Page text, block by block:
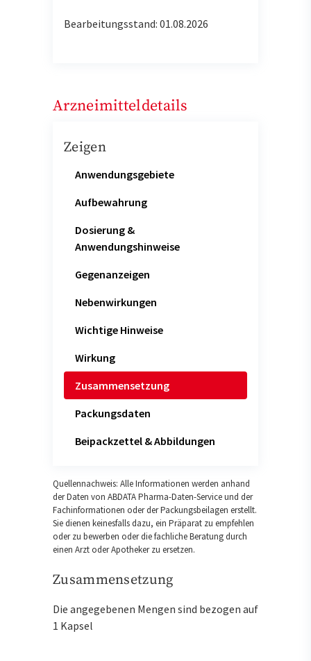
Bearbeitungsstand: 01.08.2026
Arzneimitteldetails
Zeigen
Anwendungsgebiete
Aufbewahrung
Dosierung &
Anwendungshinweise
Gegenanzeigen
Nebenwirkungen
Wichtige Hinweise
Wirkung
Zusammensetzung
Packungsdaten
Beipackzettel & Abbildungen
Quellennachweis: Alle Informationen werden anhand
der Daten von ABDATA Pharma-Daten-Service und der
Fachinformationen oder der Packungsbeilagen erstellt.
Sie dienen keinesfalls dazu, ein Präparat zu empfehlen
oder zu bewerben oder die fachliche Beratung durch
einen Arzt oder Apotheker zu ersetzen.
Zusammensetzung
Die angegebenen Mengen sind bezogen auf
1 Kapsel